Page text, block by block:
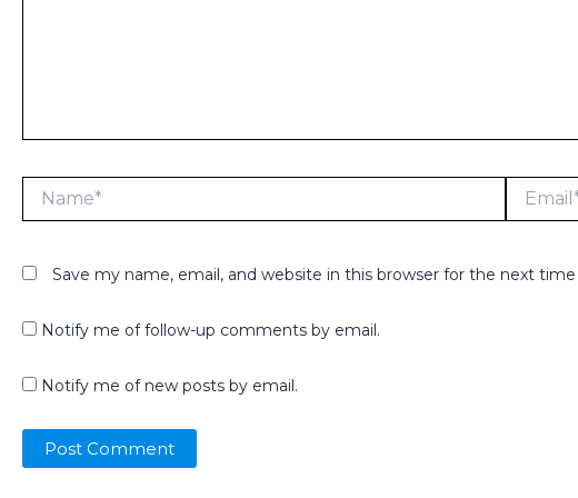
Save my name, email, and website in this browser for the next
Notify me of follow-up comments by email.
Notify me of new posts by email.